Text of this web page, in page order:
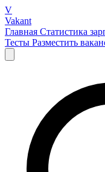
V
Vakant
Главная Статистика
Тесты Разместить